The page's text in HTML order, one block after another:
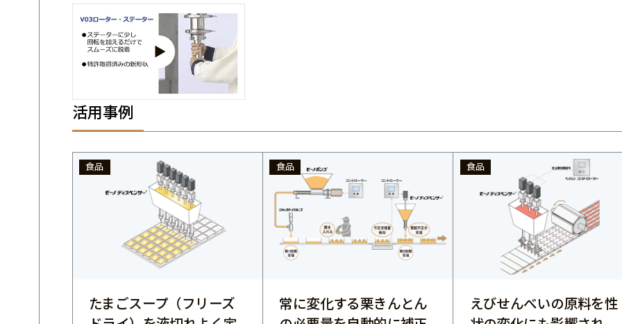
活用事例
食品
たまごスープ（フリーズ
食品
常に変化する栗きんとん
食品
えびせんべいの原料を性